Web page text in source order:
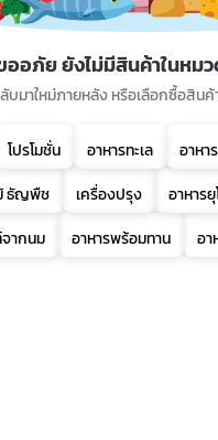
ออภัย ยังไม่มีสินค้าในหม
มาใหม่ภายหลัง หรือเลือกซื้อสินค้
โปรโมชั่น อาหารทะเล อาห
ธัญพืช
เครื่องปรุง อาหาร
ากนม
อาหารพร้อมทาน อ